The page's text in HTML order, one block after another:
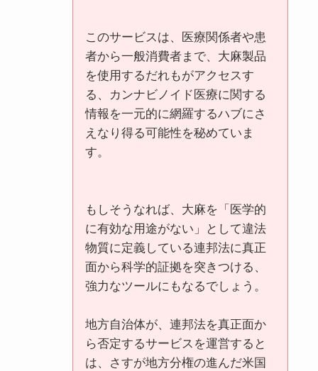
このサービスは、医療関係者や患
者から一般消費者まで、大麻製品
を使用するだれもがアクセスす
る、カンナビノイド医療に関する
情報を一元的に網羅するハブにさ
えなり得る可能性を秘めていま
す。
もしそうなれば、大麻を「医学的
に有効な用途がない」として違法
物質に定義している連邦法に真正
面から科学的証拠を突きつける、
強力なツールにもなるでしょう。
地方自治体が、連邦法を真正面か
ら否定するサービスを運営すると
は、さすが地方分権の進んだ米国